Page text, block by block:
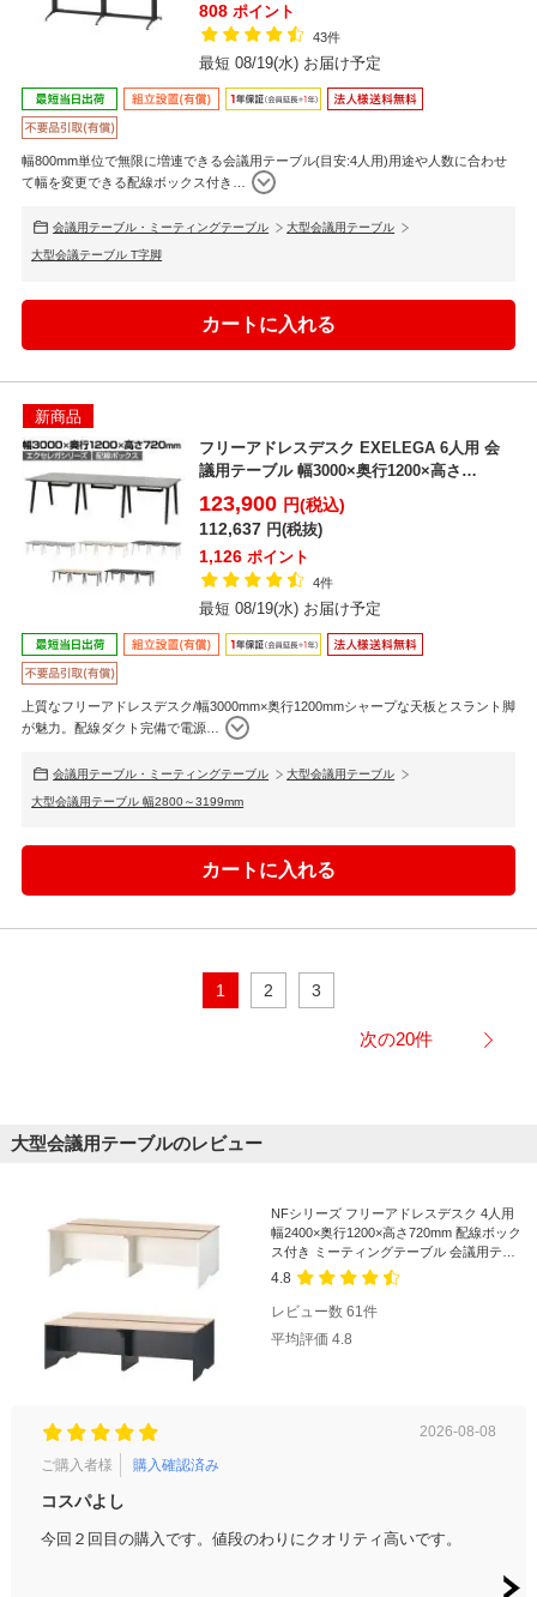
808 ポイント
43件
最短 08/19(水) お届け予定
幅800mm単位で無限に増連できる会議用テーブル(目安:4人用)用途や人数に合わせ
て幅を変更できる配線ボックス付き
会議用テーブル・ミーティングテーブル 大型会議用テーブル
大型会議テーブル T字脚
新商品
フリーアドレスデスク EXELEGA 6人用 会
議用テーブル 幅3000×奥行1200×高さ
720m...
123,900 円(税込)
112,637 円(税抜)
1,126 ポイント
4件
最短 08/19(水) お届け予定
上質なフリーアドレスデスク/幅3000mm×奥行1200mmシャープな天板とスラント脚
が魅力。配線ダクト完備で電源…
会議用テーブル・ミーティングテーブル 大型会議用テーブル
大型会議用テーブル 幅2800～3199mm
1 2 3
次の20件
大型会議用テーブルのレビュー
NFシリーズ フリーアドレスデスク 4人用
幅2400×奥行1200×高さ720mm 配線ボック
ス付き ミーティングテーブル 会議用テー
ブル
4.8
レビュー数 61 件
平均評価 4.8
2026-08-08
ご購入者様
購入確認済み
コスパよし
今回２回目の購入です。値段のわりにクオリティ高いです。